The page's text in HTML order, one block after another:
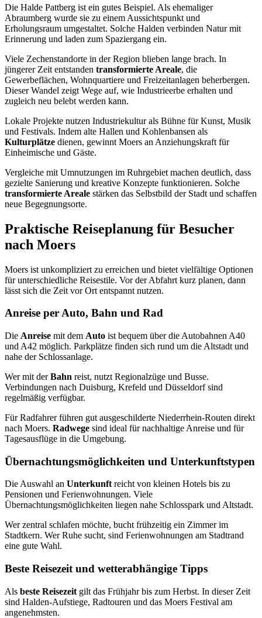
Die Halde Pattberg ist ein gutes Beispiel. Als ehemaliger
Abraumberg wurde sie zu einem Aussichtspunkt und
Erholungsraum umgestaltet. Solche Halden verbinden Natur mit
Erinnerung und laden zum Spaziergang ein.
Viele Zechenstandorte in der Region blieben lange brach. In
jüngerer Zeit entstanden transformierte Areale, die
Gewerbeflächen, Wohnquartiere und Freizeitanlagen beherbergen.
Dieser Wandel zeigt Wege auf, wie Industrieerbe erhalten und
zugleich neu belebt werden kann.
Lokale Projekte nutzen Industriekultur als Bühne für Kunst, Musik
und Festivals. Indem alte Hallen und Kohlenbansen als
Kulturplätze dienen, gewinnt Moers an Anziehungskraft für
Einheimische und Gäste.
Vergleiche mit Umnutzungen im Ruhrgebiet machen deutlich, dass
gezielte Sanierung und kreative Konzepte funktionieren. Solche
transformierte Areale stärken das Selbstbild der Stadt und schaffen
neue Begegnungsorte.
Praktische Reiseplanung für Besucher
nach Moers
Moers ist unkompliziert zu erreichen und bietet vielfältige Optionen
für unterschiedliche Reisestile. Vor der Abfahrt kurz planen, dann
lässt sich die Zeit vor Ort entspannt nutzen.
Anreise per Auto, Bahn und Rad
Die Anreise mit dem Auto ist bequem über die Autobahnen A40
und A42 möglich. Parkplätze finden sich rund um die Altstadt und
nahe der Schlossanlage.
Wer mit derBahn reist, nutzt Regionalzüge und Busse.
Verbindungen nach Duisburg, Krefeld und Düsseldorf sind
regelmäßig verfügbar.
Für Radfahrer führen gut ausgeschilderte Niederrhein-Routen direkt
nach Moers. Radwege sind ideal für nachhaltige Anreise und für
Tagesausflüge in die Umgebung.
Übernachtungsmöglichkeiten und Unterkunftstypen
Die Auswahl an Unterkunftreicht von kleinen Hotels bis zu
Pensionen und Ferienwohnungen. Viele
Übernachtungsmöglichkeiten liegen nahe Schlosspark und Altstadt.
Wer zentral schlafen möchte, bucht frühzeitig ein Zimmer im
Stadtkern. Wer Ruhe sucht, sind Ferienwohnungen am Stadtrand
eine gute Wahl.
Beste Reisezeit und wetterabhängige Tipps
Als beste Reisezeit gilt das Frühjahr bis zum Herbst. In dieser Zeit
sind Halden-Aufstiege, Radtouren und das Moers Festival am
angenehmsten.